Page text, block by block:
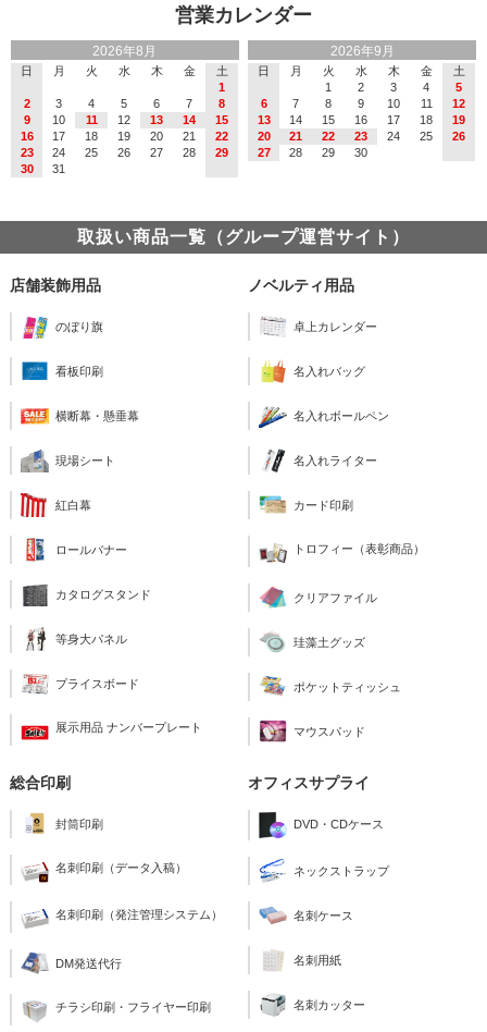
営業カレンダー
2026年8月
日 月 火 水 木 金
土
1
2
3 4 5 6 7
8
9
10 11 12 13 14
15
16
17 18 19 20 21
22
23
24 25 26 27 28
29
30
31
2026年9月
日 月 火 水 木 金
土
1
2 3 4
5
6
7 8 9 10 11
12
13
14 15 16 17 18
19
20
21 22 23 24 25
26
27
28 29 30
取扱い商品一覧（グループ運営サイト）
店舗装飾用品
のぼり旗
看板印刷
横断幕・懸垂幕
現場シート
紅白幕
ロールバナー
カタログスタンド
等身大パネル
プライスボード
展示用品 ナンバープレート
ノベルティ用品
卓上カレンダー
名入れバッグ
名入れボールペン
名入れライター
カード印刷
トロフィー（表彰商品）
クリアファイル
珪藻土グッズ
ポケットティッシュ
マウスパッド
総合印刷
封筒印刷
名刺印刷（データ入稿）
名刺印刷（発注管理システム）
DM発送代行
チラシ印刷・フライヤー印刷
オフィスサプライ
DVD・CDケース
ネックストラップ
名刺ケース
名刺用紙
名刺カッター